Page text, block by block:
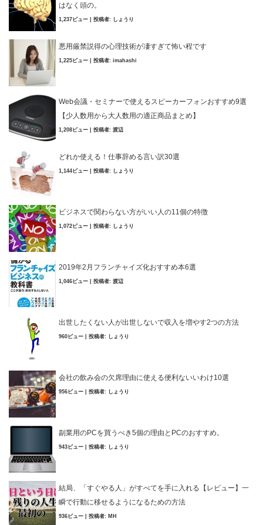
はなく頭の。
1,237ビュー 投稿者: しょうり
悪用厳禁説得の心理技術が凄すぎて怖い程です
1,225ビュー 投稿者: imahashi
Web会議・セミナーで使えるスピーカーフォンおすすめ9選
【少人数用から大人数用の適正商品まとめ】
1,208ビュー 投稿者: 渡辺
どれか使える！仕事辞める言い訳30選
1,144ビュー 投稿者: しょうり
ビジネスで関わらない方がいい人の11個の特徴
1,072ビュー 投稿者: しょうり
2019年2月フランチャイズ化おすすめ本6選
1,046ビュー 投稿者: 渡辺
出世したくない人が出世しないで収入を増やす2つの方法
960ビュー 投稿者: しょうり
会社の飲み会の欠席理由に使える便利ないいわけ10選
956ビュー 投稿者: しょうり
副業用のPCを買うべき5個の理由とPCのおすすめ。
943ビュー 投稿者: しょうり
結局、「すぐやる人」がすべてを手に入れる【レビュー】一
瞬で行動に移せるようになるための方法
936ビュー 投稿者: MH